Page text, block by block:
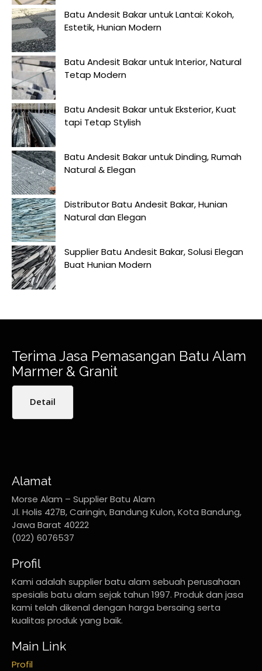
Batu Andesit Bakar untuk Lantai: Kokoh,
Estetik, Hunian Modern
Batu Andesit Bakar untuk Interior, Natural
Tetap Modern
Batu Andesit Bakar untuk Eksterior, Kuat
tapi Tetap Stylish
Batu Andesit Bakar untuk Dinding, Rumah
Natural & Elegan
Distributor Batu Andesit Bakar, Hunian
Natural dan Elegan
Supplier Batu Andesit Bakar, Solusi Elegan
Buat Hunian Modern
Terima Jasa Pemasangan Batu Alam
Marmer & Granit
Detail
Alamat
Morse Alam – Supplier Batu Alam
Jl. Holis 427B, Caringin, Bandung Kulon, Kota Bandung,
Jawa Barat 40222
(022) 6076537
Profil
Kami adalah supplier batu alam sebuah perusahaan
spesialis batu alam sejak tahun 1997. Produk dan jasa
kami telah dikenal dengan harga bersaing serta
kualitas produk yang baik.
Main Link
Profil